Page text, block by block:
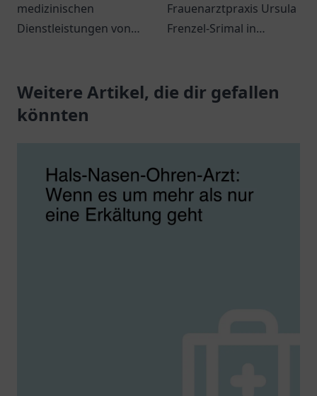
medizinischen
Dienstleistungen von
genießen Sie
persönliche Betreuung.
Frauenarztpraxis Ursula
Frenzel-Srimal in
in der
Frauengesundheit.
Weitere Artikel, die dir gefallen
könnten